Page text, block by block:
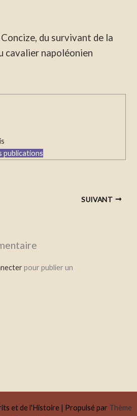
du survivant de la
cavalier napoléonien
publications
SUIVANT
pour publier un
et de l'Histoire | Propulsé par Thème